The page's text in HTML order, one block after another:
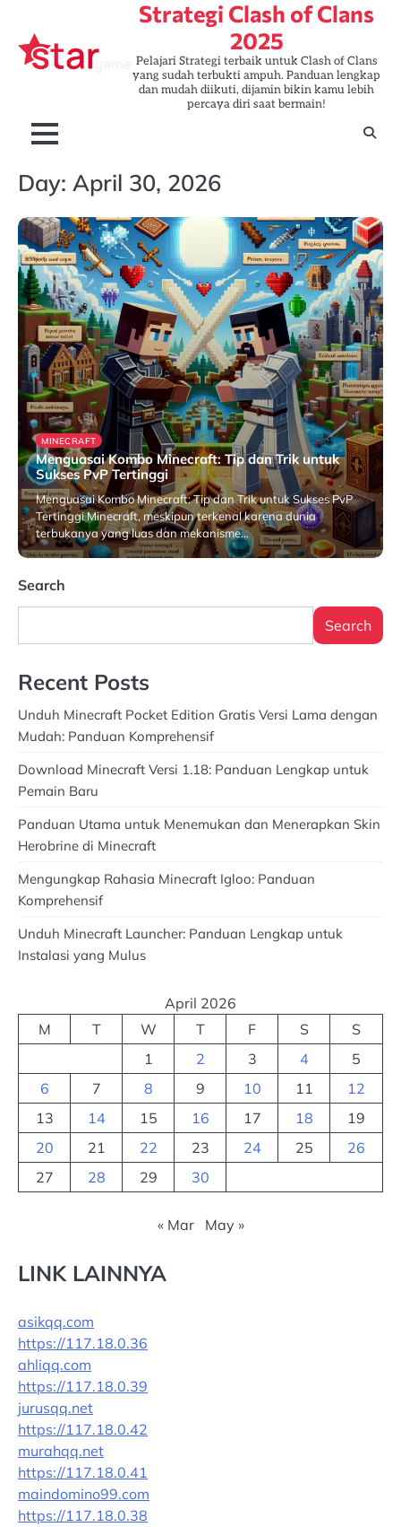
content
Strategi Clash of Clans
2025
Pelajari Strategi terbaik untuk Clash of Clans
yang sudah terbukti ampuh. Panduan lengkap
dan mudah diikuti, dijamin bikin kamu lebih
percaya diri saat bermain!
Day: April 30, 2026
MINECRAFT
Menguasai Kombo Minecraft: Tip dan Trik untuk
Sukses PvP Tertinggi
Menguasai Kombo Minecraft: Tip dan Trik untuk Sukses PvP
Tertinggi Minecraft, meskipun terkenal karena dunia
terbukanya yang luas dan mekanisme…
April 30, 2026
Search
Search
Recent Posts
Unduh Minecraft Pocket Edition Gratis Versi Lama dengan
Mudah: Panduan Komprehensif
Download Minecraft Versi 1.18: Panduan Lengkap untuk
Pemain Baru
Panduan Utama untuk Menemukan dan Menerapkan Skin
Herobrine di Minecraft
Mengungkap Rahasia Minecraft Igloo: Panduan
Komprehensif
Unduh Minecraft Launcher: Panduan Lengkap untuk
Instalasi yang Mulus
April 2026
M
T W T F S
S
1
2 3 4
5
6
7 8 9 10 11
12
13
14 15 16 17 18
19
20
21 22 23 24 25
26
27
28 29 30
« Mar May »
LINK LAINNYA
asikqq.com
https://117.18.0.36
ahliqq.com
https://117.18.0.39
jurusqq.net
https://117.18.0.42
murahqq.net
https://117.18.0.41
maindomino99.com
https://117.18.0.38